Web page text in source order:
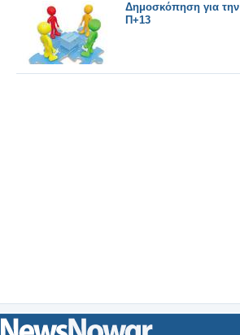
Δημοσκόπηση για την
Π+13